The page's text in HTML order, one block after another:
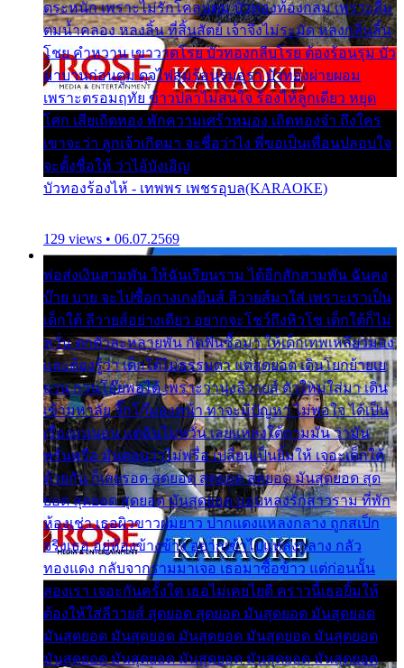
ตระหนัก เพราะไม่รักโคลนตม บัวทองท้องกลม เพราะลืม
ตมน้ำคลอง หลงลิ้น ที่สิ้นสัตย์ เจ้าจึงไม่ระมัด หลงกลิ่นลิ้น
โชย คำหวาน เขาวาดโรย บัวทองกลีบโรย ต้องร้อนรุม บัว
มาบานก่อนตูม ดุจไฟสุมร้อนรุมอุรา บัวทองผ่ายผอม
เพราะตรอมฤทัย ข้าวปลาไม่สนใจ ร้องไห้ลูกเดียว หยุด
โศก เสียเถิดทอง พักความเศร้าหมอง เถิดทองจ๋า ถึงใคร
เขาจะว่า ลูกเจ้าเกิดมา จะชื่อว่าไง พี่ขอเป็นเพื่อนปลอบใจ
จะตั้งชื่อให้ ว่าไอ้บังเอิญ
บัวทองร้องไห้ - เทพพร เพชรอุบล(KARAOKE)
129 views • 06.07.2569
พ่อส่งเงินสามพัน ให้ฉันเรียนราม ได้อีกสักสามพัน ฉันคง
บ๊าย บาย จะไปซื้อกางเกงยีนส์ ลีวายส์มาใส่ เพราะเราเป็น
เด็กใต้ ลีวายส์อย่างเดียว อยากจะโชว์ถึงหิวโซ เด็กใต้ก็ไม่
หวั่น ตกตัวละหลายพัน กัดฟันซื้อมา ให้เด็กเทพเหลียวมอง
และต้องรู้ว่า เด็กใต้ไม่ธรรมดา แต่สุดยอด เดินโยกย้ายเย
ยวน กวนโอ๊ยพอได้ เพราะว่านุ่งลีวายส์ ตัวใหม่ใส่มา เดิน
เข้ามหาลัย จิ๊กโก๊มองหน้า ท่าจะมีปัญหา ไม่พอใจ ได้เป็น
เรื่องแน่นอน แต่ฉันไม่หวั่น เลยแหลงใต้ถามมัน ว่ามัน
พรั่นพรือ มันตอบว่าไม่พรื่อ เปลี่ยนเป็นยิ้มให้ เจอะเด็กใต้
ด้วยกัน ก็เลยรอด สุดยอด สุดยอด สุดยอด มันสุดยอด สุด
ยอด สุดยอด สุดยอด มันสุดยอด แอบหลงรักสาวราม ที่พัก
ห้องเช่า เธอผิวขาวผมยาว ปากแดงแหลงกลาง ถูกสเป็ก
จริงเธอ อยู่ห้องข้างข้าง อยากเข้าไปแหลงกลาง กลัว
ทองแดง กลับจากรามมาเจอ เธอมาซื้อข้าว แต่ก่อนนั้น
สองเรา เจอะกันครั้งใด เธอไม่เคยไยดี คราวนี้เธอยิ้มให้
ต้องให้ใส่ลีวายส์ สุดยอด สุดยอด มันสุดยอด มันสุดยอด
มันสุดยอด มันสุดยอด มันสุดยอด มันสุดยอด มันสุดยอด
มันสุดยอด มันสุดยอด มันสุดยอด มันสุดยอด มันสุดยอด